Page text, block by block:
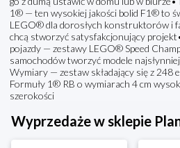
1® — ten wysokiej jakości bolid F1® to
LEGO® dla dorosłych konstruktorów i
chcą stworzyć satysfakcjonujący
pojazdy — zestawy LEGO® Speed
samochodów tworzyć modele
Wymiary — zestaw składający się z 248
Formuły 1® RB o wymiarach 4 cm
szerokości
Wyprzedaże w sklepie